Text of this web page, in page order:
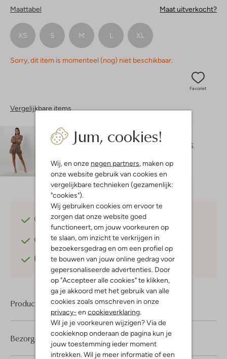
Jum, cookies!
Wij, en onze negen partners, maken op
onze website gebruik van cookies en
vergelijkbare technieken (gezamenlijk:
"cookies").
Wij gebruiken cookies om ervoor te
zorgen dat onze website goed
functioneert, om jouw voorkeuren op
te slaan, om inzicht te verkrijgen in
bezoekersgedrag en om een profiel op
te bouwen van jouw online gedrag voor
gepersonaliseerde advertenties. Door
op "Accepteer alle cookies" te klikken,
ga je akkoord met het gebruik van alle
cookies zoals omschreven in onze
privacy- en cookieverklaring.
Wil je je voorkeuren wijzigen? Via de
cookieknop onderaan de pagina kun je
jouw toestemming ieder moment
intrekken. Wil je meer informatie of een
Maattabel Maat uitverkocht?
XS S M L XL
Sorry, dit item is momenteel (nog) niet beschikbaar.
Favoriet
Vergelijkbare items
Maatadvies
Maruschka is 1 meter 72 lang en draagt maat S.
Gratis verzendingvanaf €75,-
Gratis retournerenbinnen 30 dagen*
Betaal achterafmet Klarna
Product informatie
Bezorgen & retourneren